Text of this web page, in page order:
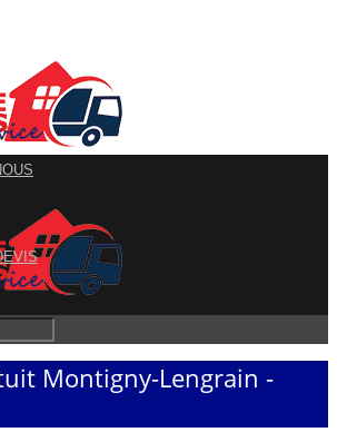
Montigny-Lengrain -